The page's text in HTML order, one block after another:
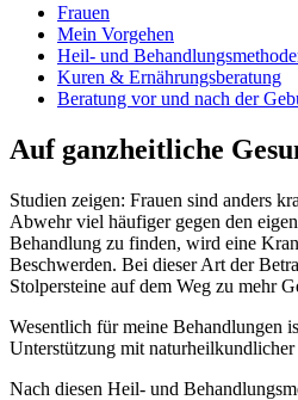
Frauen
Mein Vorgehen
Heil- und
Kuren & Ernährungsberatung
Beratung vor und nach der
Auf ganzheitliche
Studien zeigen: Frauen sind anders
Abwehr viel häufiger gegen den
Behandlung zu finden, wird eine
Beschwerden. Bei dieser Art der
Stolpersteine auf dem Weg zu mehr
Wesentlich für meine Behandlungen
Unterstützung mit
Nach diesen Heil- und